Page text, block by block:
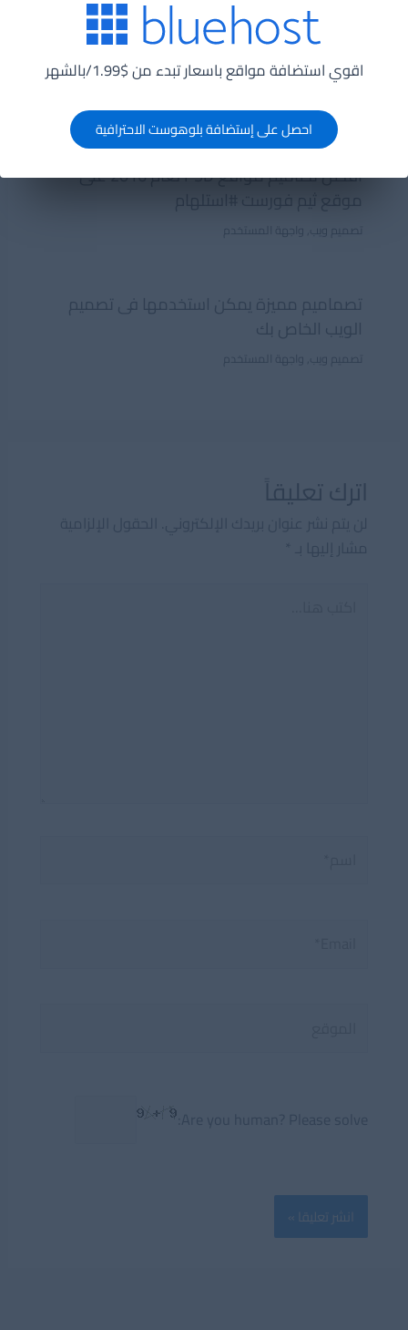
اقوي استضافة مواقع باسعار تبدء من $1.99/بالشهر
احصل على إستضافة بلوهوست الاحترافية
3 #استلهام
افضل تصاميم مواقع PSD لعام 2016 على
موقع ثيم فورست #استلهام
تصميم ويب واجهة المستخدم
تصماميم مميزة يمكن استخدمها فى تصميم
الويب الخاص بك
تصميم ويب واجهة المستخدم
اترك تعليقاً